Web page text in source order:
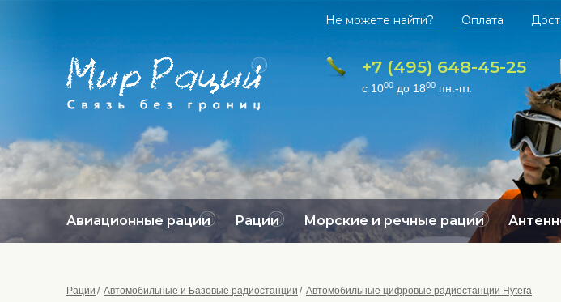
Не можете найти? Оплата
+7 (495) 648-45-25
с 1000 до 1800 пн.-пт.
Авиационные рации Рации Морские и речные рации
Рации Автомобильные и Базовые радиостанции Автомобильные цифровые радиостанции Hytera